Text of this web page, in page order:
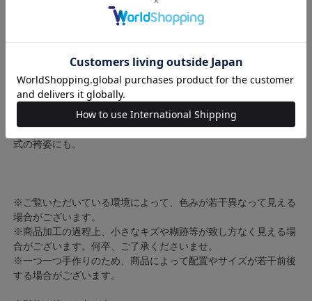
お花モチーフ小：約8cm×約7cm（Uピン部分除く） / Uピン長
ポリエステル、ポリエチレン、鉄（Uピン、コーム）
中国製
【使用シーン】成人式や結婚式・披露宴の振袖に合わせて。卒業
式の袴姿にも。
※ご覧いただいている環境によって、色みが若干異なって見える
場合がございます。
※商品加工の過程上、小さなキズや糊跡等が致し方なく見える場
合がございます。何卒、ご了承くださいませ。
※一つ一つ手作りのため、商品によって配置やサイズが若干前後
する場合がございます。